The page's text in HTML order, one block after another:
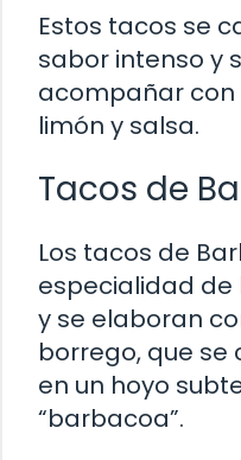
Estos tacos se
sabor intenso y
acompañar con
limón y salsa.
Tacos de
Los tacos de
especialidad de
y se elaboran
borrego, que se
en un hoyo
“barbacoa”.